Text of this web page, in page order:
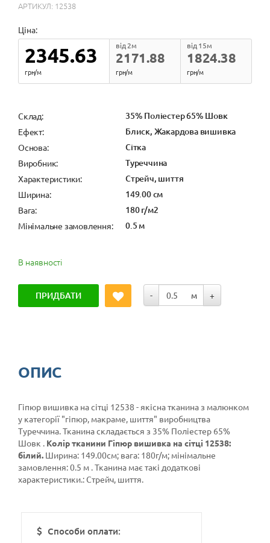
АРТИКУЛ: 12538
Ціна:
2345.63
грн/м
2171.88
від 2м
грн/м
1824.38
від 15м
грн/м
Cклад: 35% Поліестер 65% Шовк
Ефект: Блиск, Жакардова вишивка
Основа: Сітка
Виробник: Туреччина
Характеристики: Стрейч, шиття
Ширина: 149.00 см
Вага: 180 г/м2
Мінімальне замовлення: 0.5 м
В наявності
ПРИДБАТИ - м +
ОПИС
Гіпюр вишивка на сітці 12538 - якісна тканина з малюнком
у категорії "гіпюр, макраме, шиття" виробництва
Туреччина. Тканина складається з 35% Поліестер 65%
Шовк . Колір тканини Гіпюр вишивка на сітці 12538:
білий. Ширина: 149.00см; вага: 180г/м; мінімальне
замовлення: 0.5 м . Тканина має такі додаткові
характеристики.: Стрейч, шиття.
Способи оплати: